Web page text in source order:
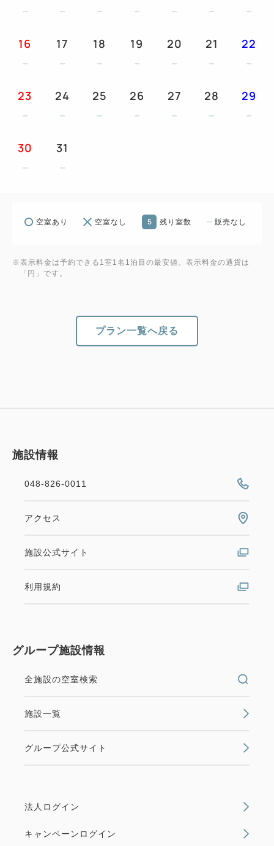
お部屋はゆとりある16～20平米だから窮屈さなし！
睡眠科学を取り入れたシモンズ社製ベッド
明日の疲れまで癒してくれるメッツ流快適空間でおく
つろぎ下さい。
■Wi-Fi 全客室無線LANサービス開始■
より快適にインターネット接続をご利用いただけま
■交通案内■
で東北本線／高崎線利用4分
・上野まで東北線／高崎線利用20分
・東京まで京浜東北線利用39分
16 17 18 19 20 21 22
23 24 25 26 27 28 29
30 31
空室あり 空室なし 5 残り室数 販売なし
※表示料金は予約できる1室1名1泊目の最安値。表示料金の通貨は
「円」です。
プラン一覧へ戻る
施設情報
048-826-0011
アクセス
施設公式サイト
利用規約
グループ施設情報
全施設の空室検索
施設一覧
グループ公式サイト
法人ログイン
キャンペーンログイン